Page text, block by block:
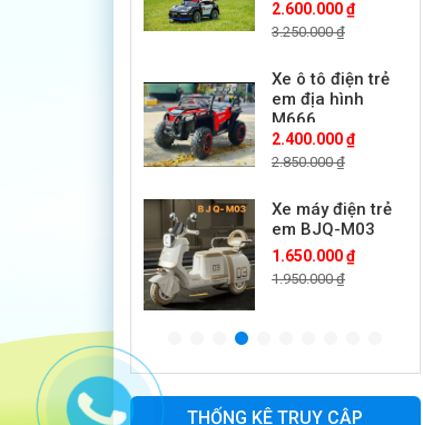
Xe ô tô điện trẻ
em địa hình
2.400.000 ₫
2.850.000 ₫
Xe máy điện trẻ
em BJQ-M03
1.950.000 ₫
Xe ô tô điện trẻ
em BPD-702
Xe 3 bánh đạp
THỐNG KÊ TRUY CẬP